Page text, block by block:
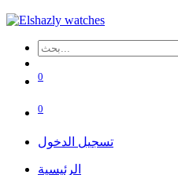
0
0
تسجيل الدخول
الرئيسية